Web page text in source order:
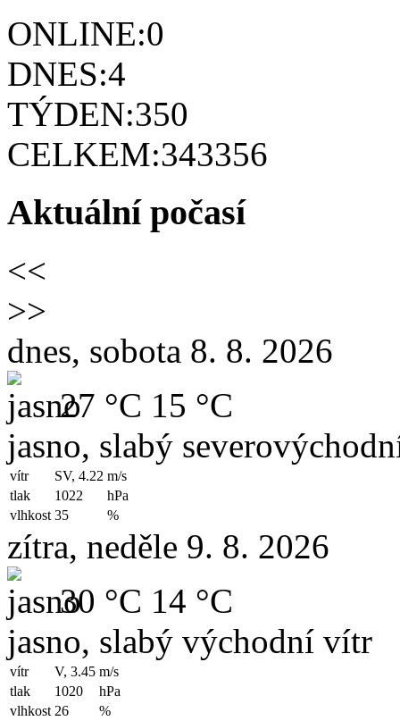
ONLINE:0
DNES:4
TÝDEN:350
CELKEM:343356
Aktuální počasí
<<
>>
dnes, sobota 8. 8. 2026
27 °C 15 °C
jasno, slabý
vítr SV, 4.22 m/s
tlak
1022
hPa
vlhkost 35 %
zítra, neděle 9. 8. 2026
30 °C 14 °C
jasno, slabý východní vítr
vítr V, 3.45 m/s
tlak
1020
hPa
vlhkost 26 %